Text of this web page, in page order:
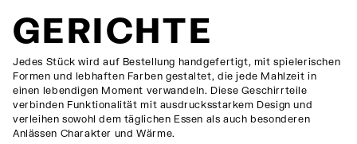
GERICHTE
Jedes Stück wird auf Bestellung handgefertigt, mit spielerischen
Formen und lebhaften Farben gestaltet, die jede Mahlzeit in
einen lebendigen Moment verwandeln. Diese Geschirrteile
verbinden Funktionalität mit ausdrucksstarkem Design und
verleihen sowohl dem täglichen Essen als auch besonderen
Anlässen Charakter und Wärme.